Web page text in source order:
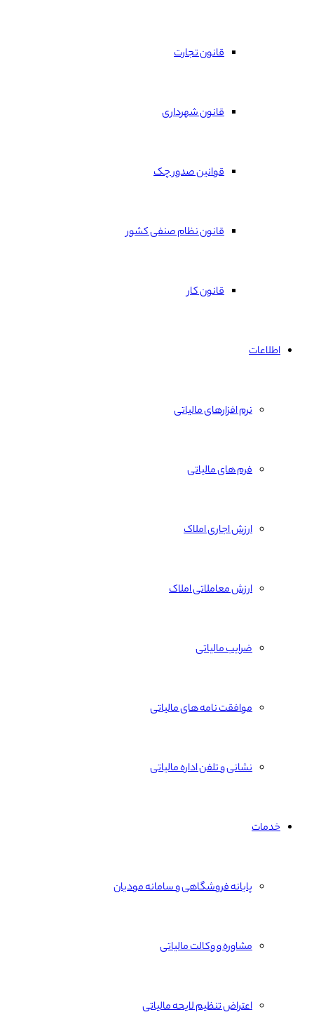
قانون تجارت
قانون شهرداری
قوانین صدور چک
قانون نظام صنفی کشور
قانون کار
اطلاعات
نرم افزارهای مالیاتی
فرم های مالیاتی
ارزش اجاری املاک
ارزش معاملاتی املاک
ضرایب مالیاتی
موافقت نامه های مالیاتی
نشانی و تلفن اداره مالیاتی
خدمات
پایانه فروشگاهی و سامانه مودیان
مشاوره و وکالت مالیاتی
اعتراض تنظیم لایحه مالیاتی